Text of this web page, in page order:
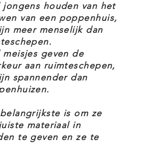
jongens houden van het
van een poppenhuis,
meer menselijk dan
meisjes geven de
aan ruimteschepen,
spannender dan
is om ze
materiaal in
te geven en ze te